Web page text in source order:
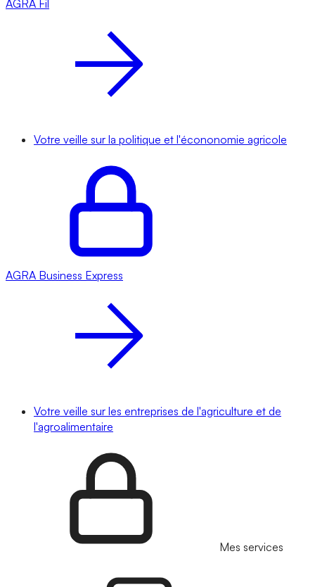
AGRA Fil
Votre veille sur la politique et l'écononomie agricole
AGRA Business Express
Votre veille sur les entreprises de l'agriculture et de
l'agroalimentaire
Mes services